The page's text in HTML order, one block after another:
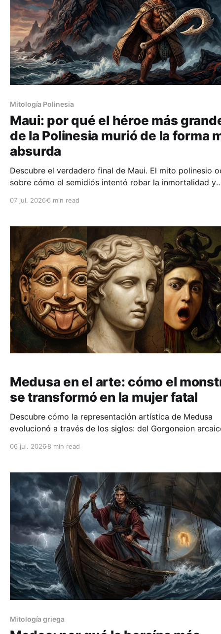
Mitología Polinesia
Maui: por qué el héroe más
de la Polinesia murió de la forma
absurda
Descubre el verdadero final de Maui. El mito polinesio
sobre cómo el semidiós intentó robar la inmortalidad y
07 jul. 2026 6 min read
Medusa en el arte: cómo el
se transformó en la mujer fatal
Descubre cómo la representación artística de Medusa
evolucionó a través de los siglos: del Gorgoneion
06 jul. 2026 8 min read
Mitología griega